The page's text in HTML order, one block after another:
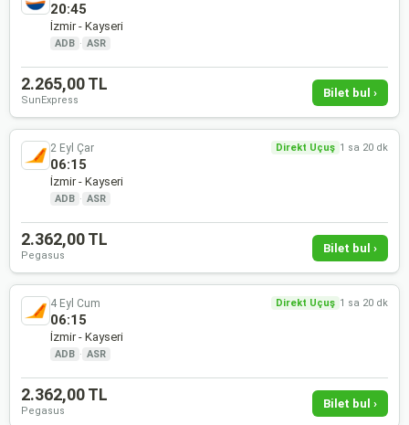
20:45
İzmir - Kayseri
ADB · ASR
2.265,00 TL
SunExpress
Bilet bul ›
2 Eyl Çar Direkt Uçuş 1 sa 20 dk
06:15
İzmir - Kayseri
ADB · ASR
2.362,00 TL
Pegasus
Bilet bul ›
4 Eyl Cum Direkt Uçuş 1 sa 20 dk
06:15
İzmir - Kayseri
ADB · ASR
2.362,00 TL
Pegasus
Bilet bul ›